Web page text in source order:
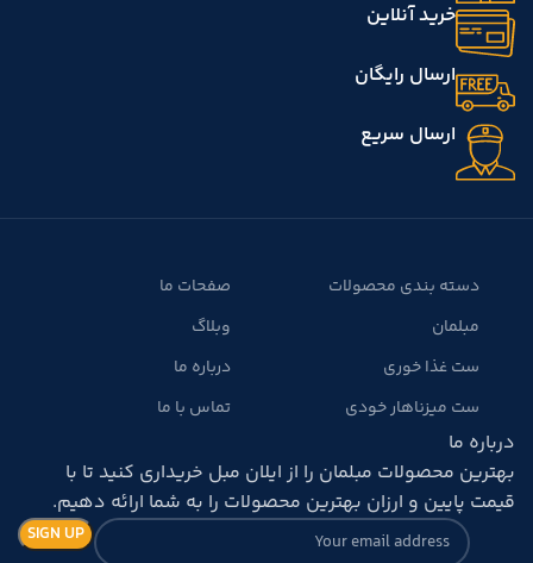
خرید آنلاین
ارسال رایگان
ارسال سریع
دسته بندی محصولات
مبلمان
ست غذا خوری
ست میزناهار خودی
صفحات ما
وبلاگ
درباره ما
تماس با ما
درباره ما
بهترین محصولات مبلمان را از ایلان مبل خریداری کنید تا با
قیمت پایین و ارزان بهترین محصولات را به شما ارائه دهیم.